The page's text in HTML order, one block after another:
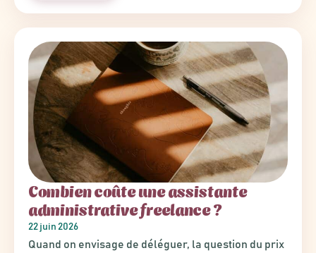
Combien coûte une assistante
administrative freelance ?
22 juin 2026
Quand on envisage de déléguer, la question du prix